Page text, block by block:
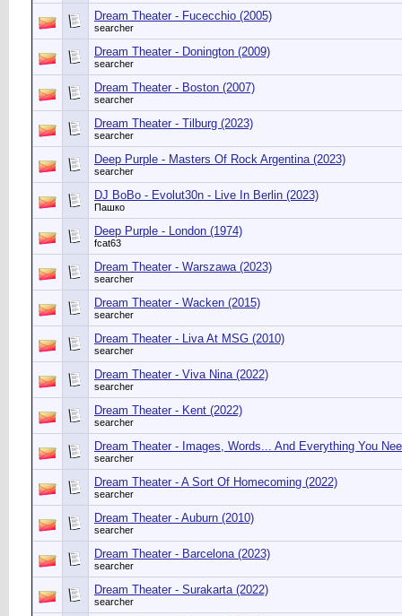
Dream Theater - Fucecchio (2005)
searcher
Dream Theater - Donington (2009)
searcher
Dream Theater - Boston (2007)
searcher
Dream Theater - Tilburg (2023)
searcher
Deep Purple - Masters Of Rock Argentina (2023)
searcher
DJ BoBo - Evolut30n - Live In Berlin (2023)
Пашко
Deep Purple - London (1974)
fcat63
Dream Theater - Warszawa (2023)
searcher
Dream Theater - Wacken (2015)
searcher
Dream Theater - Liva At MSG (2010)
searcher
Dream Theater - Viva Nina (2022)
searcher
Dream Theater - Kent (2022)
searcher
Dream Theater - Images, Words... And Everything You
searcher
Dream Theater - A Sort Of Homecoming (2022)
searcher
Dream Theater - Auburn (2010)
searcher
Dream Theater - Barcelona (2023)
searcher
Dream Theater - Surakarta (2022)
searcher